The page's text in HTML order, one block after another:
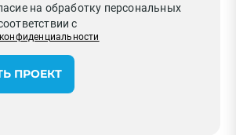
на обработку персональных
с
ПРОЕКТ